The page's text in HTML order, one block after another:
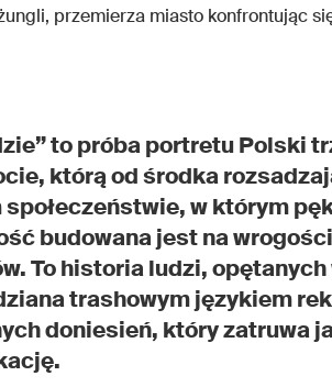
przemierza miasto konfrontując
to próba portretu Polski
którą od środka
w którym
budowana jest na
To historia ludzi,
trashowym językiem
doniesień, który zatruwa